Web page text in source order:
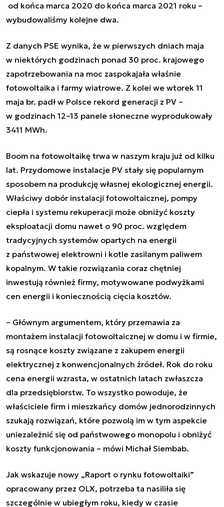
od końca marca 2020 do końca marca 2021 roku –
wybudowaliśmy kolejne dwa.
Z danych PSE wynika, że w pierwszych dniach maja
w niektórych godzinach ponad 30 proc. krajowego
zapotrzebowania na moc zaspokajała właśnie
fotowoltaika i farmy wiatrowe. Z kolei we wtorek 11
maja br. padł w Polsce rekord generacji z PV –
w godzinach 12–13 panele słoneczne wyprodukowały
3411 MWh.
Boom na fotowoltaikę trwa w naszym kraju już od kilku
lat. Przydomowe instalacje PV stały się popularnym
sposobem na produkcję własnej ekologicznej energii.
Właściwy dobór instalacji fotowoltaicznej, pompy
ciepła i systemu rekuperacji może obniżyć koszty
eksploatacji domu nawet o 90 proc. względem
tradycyjnych systemów opartych na energii
z państwowej elektrowni i kotle zasilanym paliwem
kopalnym. W takie rozwiązania coraz chętniej
inwestują również firmy, motywowane podwyżkami
cen energii i koniecznością cięcia kosztów.
– Głównym argumentem, który przemawia za
montażem instalacji fotowoltaicznej w domu i w firmie,
są rosnące koszty związane z zakupem energii
elektrycznej z konwencjonalnych źródeł. Rok do roku
cena energii wzrasta, w ostatnich latach zwłaszcza
dla przedsiębiorstw. To wszystko powoduje, że
właściciele firm i mieszkańcy domów jednorodzinnych
szukają rozwiązań, które pozwolą im w tym aspekcie
uniezależnić się od państwowego monopolu i obniżyć
koszty funkcjonowania – mówi Michał Siembab.
Jak wskazuje nowy „Raport o rynku fotowoltaiki”
opracowany przez OLX, potrzeba ta nasiliła się
szczególnie w ubiegłym roku, kiedy w czasie